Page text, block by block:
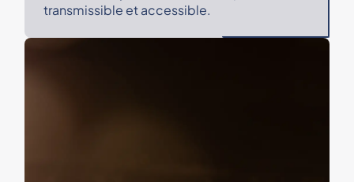
transmissible et accessible.